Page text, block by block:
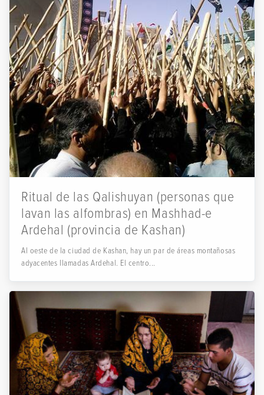
Ritual de las Qalishuyan (personas que
lavan las alfombras) en Mashhad-e
Ardehal (provincia de Kashan)
Al oeste de la ciudad de Kashan, hay un par de áreas montañosas
adyacentes llamadas Ardehal. El centro...